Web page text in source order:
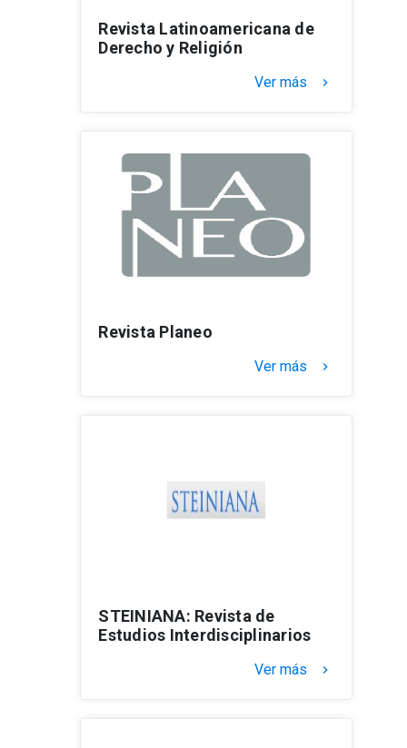
Revista Latinoamericana de
Derecho y Religión
Ver más keyboard_arrow_right
Revista Planeo
Ver más keyboard_arrow_right
STEINIANA: Revista de
Estudios Interdisciplinarios
Ver más keyboard_arrow_right